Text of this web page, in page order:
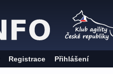
Registrace Přihlášení